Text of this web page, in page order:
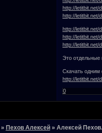
http://letitbit.net/
http://letitbit.net/
http://letitbit.net/
http://letitbit.net/
http://letitbit.net/
Это
Скачать
http://letitbit.net/
0
» Пехов Алексей » Алексей